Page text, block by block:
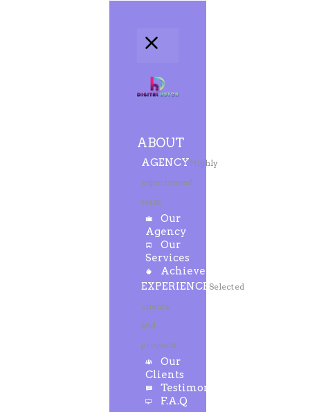
ABOUT
AGENCYHighly
experienced
team
Our
Agency
Our
Services
Achievements
EXPERIENCE Selected
clients
and
projects
Our
Clients
Testimonials
F.A.Q